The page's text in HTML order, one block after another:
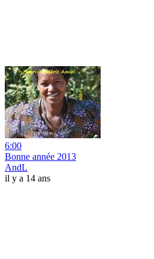
6:00
Bonne année 2013
AndL
il y a 14 ans